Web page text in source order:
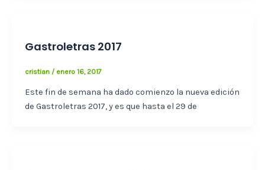
Gastroletras 2017
cristian / enero 16, 2017
Este fin de semana ha dado comienzo la nueva edición
de Gastroletras 2017, y es que hasta el 29 de